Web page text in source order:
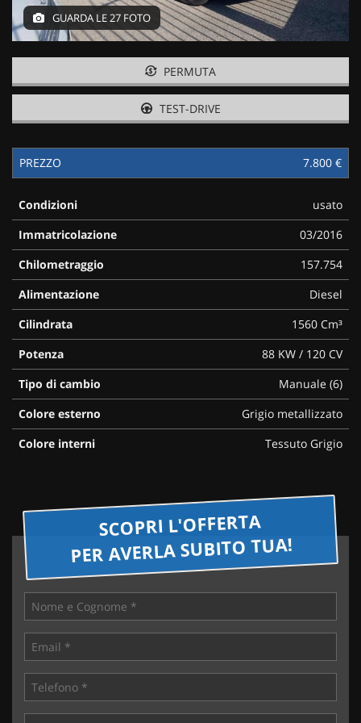
GUARDA LE 27 FOTO
PERMUTA
TEST-DRIVE
PREZZO 7.800 €
Condizioni
usato
Immatricolazione
03/2016
Chilometraggio
157.754
Alimentazione
Diesel
Cilindrata
1560 Cm³
Potenza
88 KW / 120 CV
Tipo di cambio
Manuale (6)
Colore esterno
Grigio metallizzato
Colore interni
Tessuto Grigio
SCOPRI L'OFFERTA
PER AVERLA SUBITO TUA!
tracciamento
che
adottiamo
per
le
e
le
attività
di
seguito
descritte.
Per
ottenere
maggiori
informazioni
sull'utilità
e
sul
funzionamento
di
questi
strumenti
di
tracciamento
si
policy.
Puoi
rivedere
e
modificare
tue
scelte
in
qualsiasi